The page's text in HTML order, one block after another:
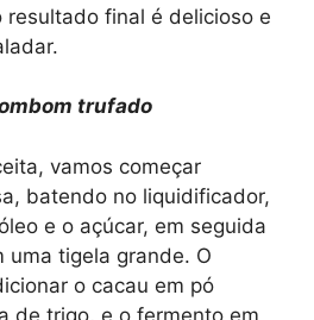
resultado final é delicioso e
trufado
vamos começar
batendo no liquidificador,
e o açúcar, em seguida
uma tigela grande. O
o cacau em pó
de trigo, e o fermento em